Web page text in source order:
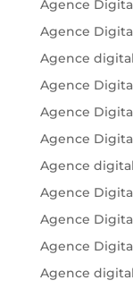
Agence
Agence
Agence
Agence
Agence
Agence
Agence
Agence
Agence
Agence
Agence